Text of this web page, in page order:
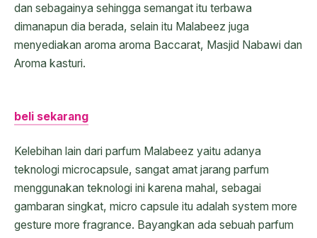
dan sebagainya sehingga semangat itu terbawa
dimanapun dia berada, selain itu Malabeez juga
menyediakan aroma aroma Baccarat, Masjid Nabawi dan
Aroma kasturi.
beli sekarang
Kelebihan lain dari parfum Malabeez yaitu adanya
teknologi microcapsule, sangat amat jarang parfum
menggunakan teknologi ini karena mahal, sebagai
gambaran singkat, micro capsule itu adalah system more
gesture more fragrance. Bayangkan ada sebuah parfum